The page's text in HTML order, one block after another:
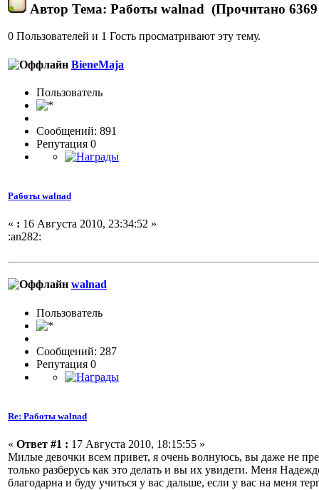
Автор Тема: Работы walnad (Прочитано 6369
0 Пользователей и 1 Гость просматривают эту тему.
BieneMaja
Пользовaтeль
Сообщений: 891
Репутация 0
Работы walnad
« : 16 Августа 2010, 23:34:52 »
:an282:
walnad
Пользовaтeль
Сообщений: 287
Репутация 0
Re: Работы walnad
« Ответ #1 : 17 Августа 2010, 18:15:55 »
Милые девочки всем привет, я очень волнуюсь, вы даже не
только разберусь как это делать и вы их увидети. Меня
благодарна и буду учиться у вас дальше, если у вас на меня